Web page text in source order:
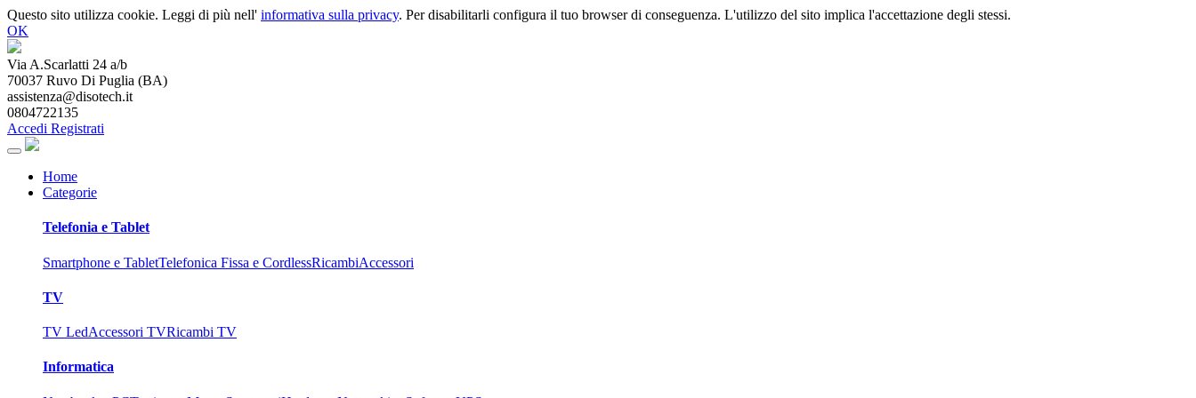
Questo sito utilizza cookie. Leggi di più nell' informativa sulla privacy. Per disabilitarli configura il tuo browser di conseguenza. L'utilizzo del sito implica l'accettazione degli stessi.
OK
Via A.Scarlatti 24 a/b
70037 Ruvo Di Puglia (BA)
assistenza@disotech.it
0804722135
Accedi Registrati
Home
Categorie
Telefonia e Tablet
Smartphone e TabletTelefonica Fissa e CordlessRicambiAccessori
TV
TV LedAccessori TVRicambi TV
Informatica